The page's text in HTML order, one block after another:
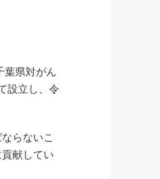
葉県対がん
設立し、令
らないこ
献してい